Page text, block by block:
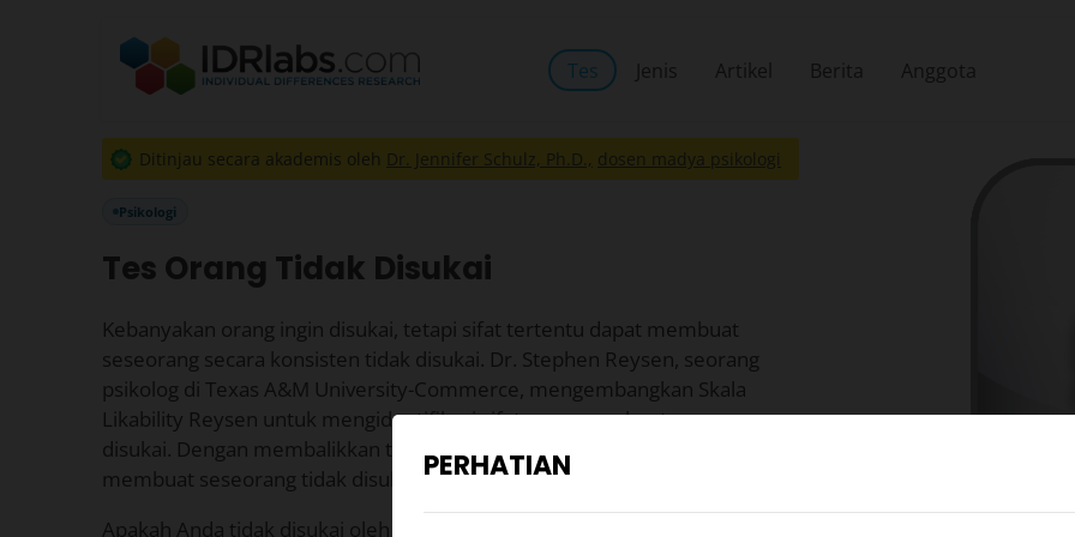
Tes Jenis Artikel Berita Anggota
Ditinjau secara akademis oleh Dr. Jennifer Schulz, Ph.D., dosen madya psikologi
Psikologi
Tes Orang Tidak Disukai
Kebanyakan orang ingin disukai, tetapi sifat tertentu dapat membuat
seseorang secara konsisten tidak disukai. Dr. Stephen Reysen, seorang
psikolog di Texas A&M University-Commerce, mengembangkan Skala
Likability Reysen untuk mengidentifikasi sifat yang membuat orang
disukai. Dengan membalikkan temuan ini, kita dapat menjelajahi apa yang
membuat seseorang tidak disukai.
Apakah Anda tidak disukai oleh orang lain? Untuk setiap pertanyaan
PERHATIAN